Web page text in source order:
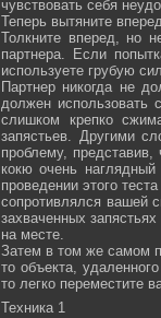
чувствовать себя
Теперь вытяните
Толкните вперед, но
партнера. Если
используете грубую
Партнер никогда не
должен использовать
слишком крепко
запястьев. Другими
проблему,
кокю очень
проведении этого
сопротивлялся вашей
захваченных
на месте.
Затем в том же самом
то объекта,
то легко переместите
Техника 1